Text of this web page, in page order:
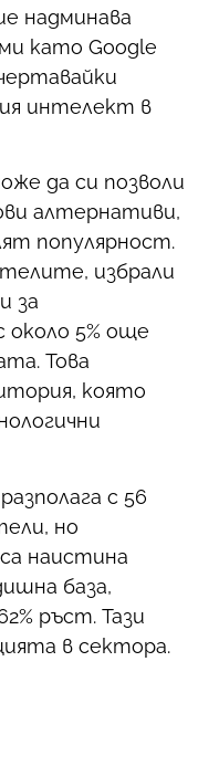
надминава
като Google
интелект в
да си позволи
алтернативи,
популярност.
избрали
за
около 5% още
Това
която
с 56
но
наистина
база,
ръст. Тази
в сектора.